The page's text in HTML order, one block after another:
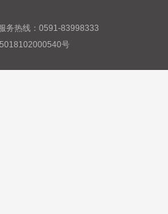
务热线：0591-83998333
号